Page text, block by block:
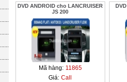
DVD ANDROID cho LANCRUISER
JS 200
Mã hàng: 11865
Giá: Call